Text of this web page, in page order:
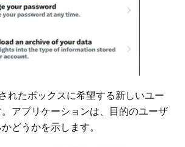
れたボックスに希望する新しいユー
アプリケーションは、目的のユーザ
どうかを示します。